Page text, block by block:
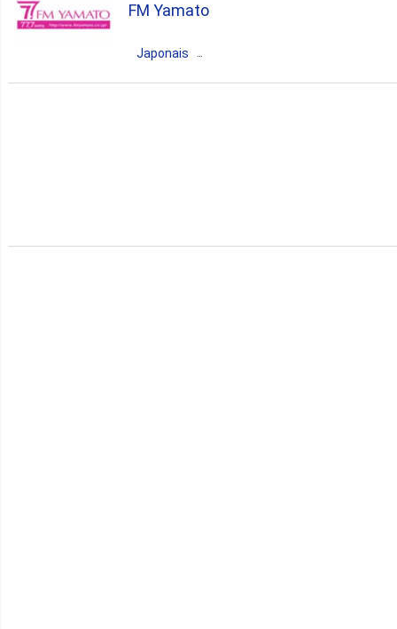
FM Yamato
Japonais
Japon Kanagawa
Yamato